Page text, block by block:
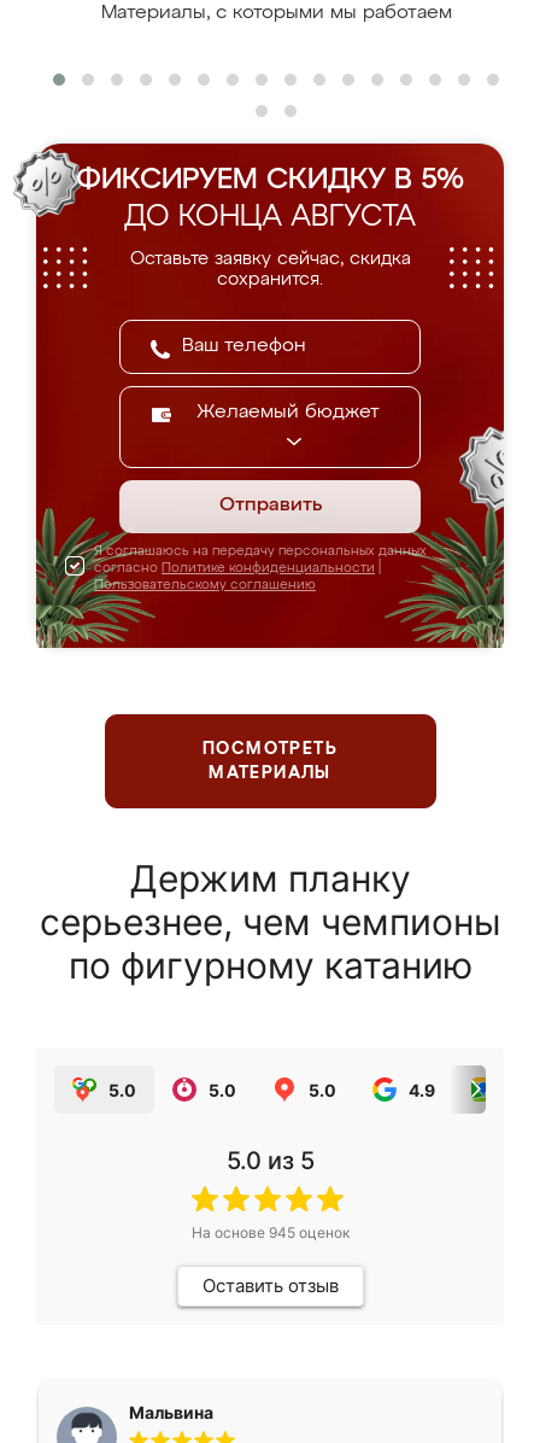
Материалы, с которыми мы работаем
ФИКСИРУЕМ СКИДКУ В 5%
ДО КОНЦА АВГУСТА
Оставьте заявку сейчас, скидка
сохранится.
Желаемый бюджет
Отправить
Я соглашаюсь на передачу персональных данных
согласно Политике конфиденциальности
Пользовательскому соглашению
ПОСМОТРЕТЬ
МАТЕРИАЛЫ
Держим планку
серьезнее, чем чемпионы
по фигурному катанию
5.0 5.0 5.0 4.9
5.0 из 5
На основе 945оценок
Оставить отзыв
Мальвина